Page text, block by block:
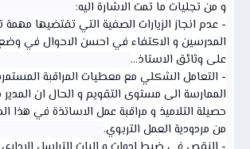
و من تجليات ما تمت الاشارة اليه:
- عدم انجاز الزيارات الصفية التي تقتضيها مهمة
المدرسين و الاكتفاء في احسن الاحوال في
على وثائق الاستاذ...
- التعامل الشكلي مع معطيات المراقبة
الممارسة الى مستوى التقويم و الحال ان
حصيلة التلاميذ و مراقبة عمل الاساتذة في هذا
من مردودية العمل التربوي.